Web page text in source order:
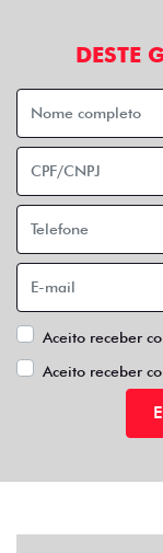
DESTE
Aceito receber
Aceito receber